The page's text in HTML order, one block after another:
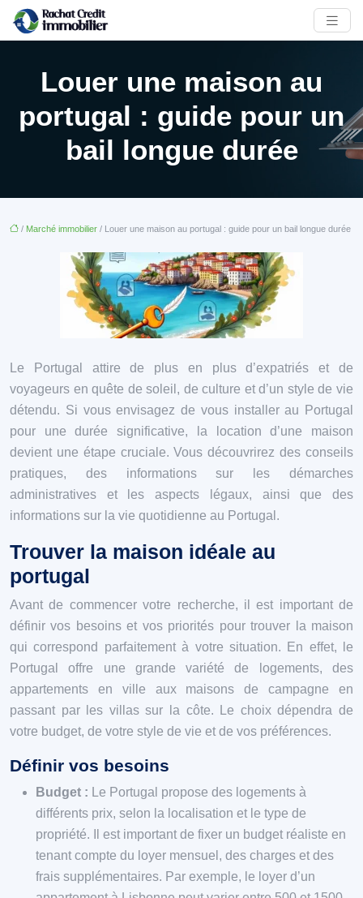
Louer une maison au
portugal : guide pour un
bail longue durée
/ Marché immobilier / Louer une maison au portugal : guide pour un bail longue durée
Le Portugal attire de plus en plus d’expatriés et de
voyageurs en quête de soleil, de culture et d’un style de vie
détendu. Si vous envisagez de vous installer au Portugal
pour une durée significative, la location d’une maison
devient une étape cruciale. Vous découvrirez des conseils
pratiques, des informations sur les démarches
administratives et les aspects légaux, ainsi que des
informations sur la vie quotidienne au Portugal.
Trouver la maison idéale au
portugal
Avant de commencer votre recherche, il est important de
définir vos besoins et vos priorités pour trouver la maison
qui correspond parfaitement à votre situation. En effet, le
Portugal offre une grande variété de logements, des
appartements en ville aux maisons de campagne en
passant par les villas sur la côte. Le choix dépendra de
votre budget, de votre style de vie et de vos préférences.
Définir vos besoins
Budget :
Le Portugal propose des logements à
différents prix, selon la localisation et le type de
propriété. Il est important de fixer un budget réaliste en
tenant compte du loyer mensuel, des charges et des
frais supplémentaires. Par exemple, le loyer d’un